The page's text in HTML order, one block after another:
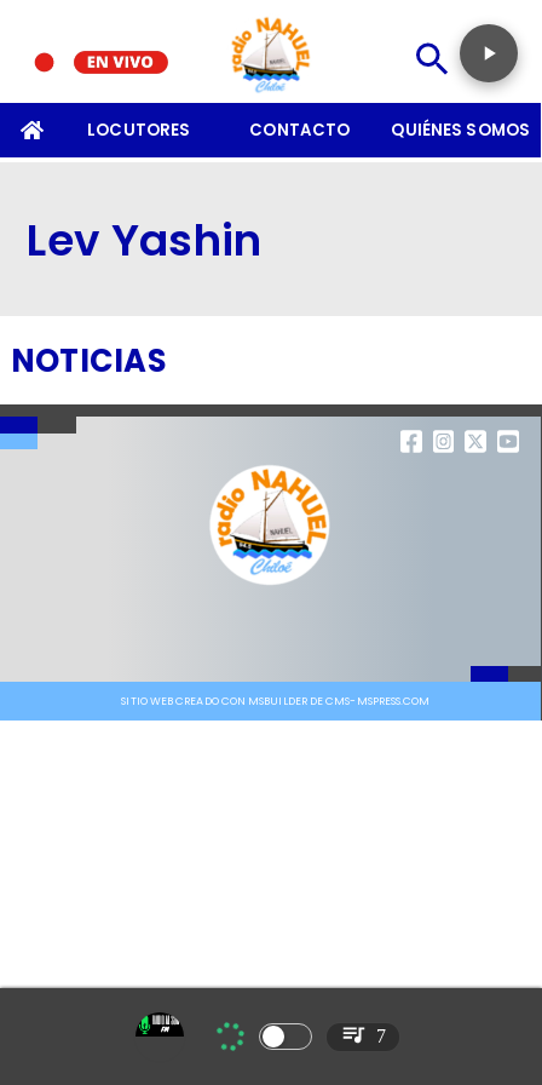
LOCUTORES CONTACTO QUIÉNES SOMOS
Lev Yashin
NOTICIAS
SITIO WEB CREADO CON MSBUILDER DE CMS-MSPRESS.COM
7